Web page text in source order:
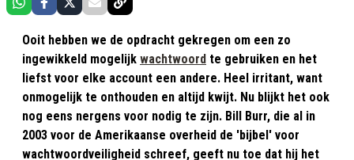
Ooit hebben we de opdracht gekregen om een zo
ingewikkeld mogelijk wachtwoord te gebruiken en het
liefst voor elke account een andere. Heel irritant, want
onmogelijk te onthouden en altijd kwijt. Nu blijkt het ook
nog eens nergens voor nodig te zijn. Bill Burr, die al in
2003 voor de Amerikaanse overheid de 'bijbel' voor
wachtwoordveiligheid schreef, geeft nu toe dat hij het